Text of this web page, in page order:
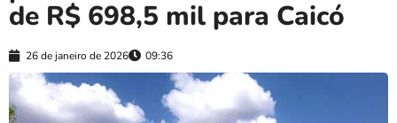
de R$ 698,5 mil para Caicó
26 de janeiro de 2026 09:36